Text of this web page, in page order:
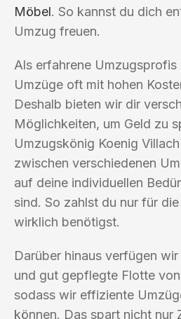
Möbel. So kannst du dich
Umzug freuen.
Als erfahrene Umzugsprofis
Umzüge oft mit hohen
Deshalb bieten wir dir
Möglichkeiten, um Geld zu
Umzugskönig Koenig
zwischen verschiedenen
auf deine individuellen
sind. So zahlst du nur für
wirklich benötigst.
Darüber hinaus verfügen
und gut gepflegte Flotte
sodass wir effiziente
können. Das spart nicht nur